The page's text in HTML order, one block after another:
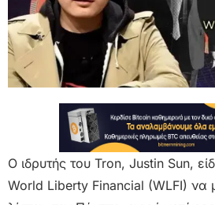
Ο ιδρυτής του Tron, Justin Sun,
World Liberty Financial (WLFI) να